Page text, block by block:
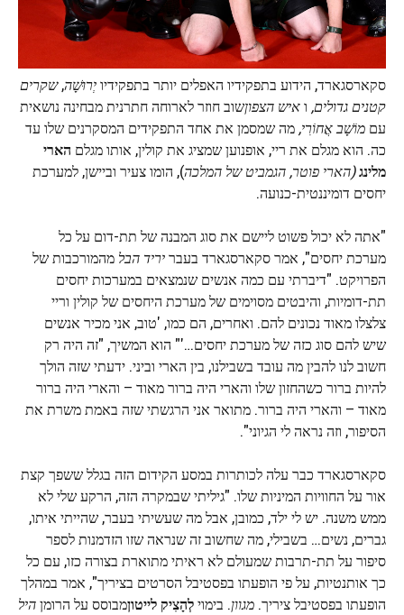
סקארסגארד, הידוע בתפקידיו האפלים יותר בתפקידיויְרוּשָׁה,שקרים
קטנים גדולים, ואיש הצפוןשוב חוזר לארוחה חתרנית מבחינה נושאית
עם מוֹשָׁב אֲחוֹרִי, מה שמסמן את אחד התפקידים המסקרנים שלו עד
כה. הוא מגלם את ריי, אופנוען שמציג את קולין, אותו מגלם הארי
מלינג(הארי פוטר, הגמביט של המלכה), הומו צעיר וביישן, למערכת
יחסים דומיננטית-כנועה.
"אתה לא יכול פשוט ליישם את סוג המבנה של תת-דום על כל
מערכת יחסים", אמר סקארסגארד בעבריריד הבל מהמורכבות של
הפרויקט. "דיברתי עם כמה אנשים שנמצאים במערכות יחסים
תת-דומיות, והיבטים מסוימים של מערכת היחסים של קולין וריי
צלצלו מאוד נכונים להם. ואחרים, הם כמו, 'טוב, אני מכיר אנשים
שיש להם סוג כזה של מערכת יחסים…'" הוא המשיך, "זה היה רק
חשוב לנו להבין מה עובד בשבילנו, בין הארי וביני. ידעתי שזה הולך
להיות ברור כשהחזון שלו והארי היה ברור מאוד – והארי היה ברור
מאוד – והארי היה ברור. מתואר אני הרגשתי שזה באמת משרת את
הסיפור, וזה נראה לי הגיוני".
סקארסגארד כבר עלה לכותרות במסע הקידום הזה בגלל ששפך קצת
אור על החוויות המיניות שלו. "גיליתי שבמקרה הזה, הרקע שלי לא
ממש משנה. יש לי ילד, כמובן, אבל מה שעשיתי בעבר, שהייתי איתו,
גברים, נשים… בשבילי, מה שחשוב זה שנראה שזו הזדמנות לספר
סיפור על תת-תרבות שמעולם לא ראיתי מתוארת בצורה כזו, עם כל
כך אותנטיות, על פי הופעתו בפסטיבל הסרטים בציריך", אמר במהלך
הופעתו בפסטיבל ציריך. מגוון. בימוילְהָצִיק לייטוןמבוסס על הרומןהיל